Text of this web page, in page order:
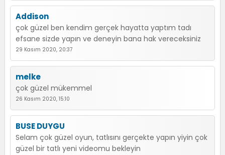
Addison
çok güzel ben kendim gerçek hayatta yaptım tadı
efsane sizde yapın ve deneyin bana hak vereceksiniz
29 Kasım 2020, 20:37
melke
çok güzel mükemmel
26 Kasım 2020, 15:10
BUSE DUYGU
Selam çok güzel oyun, tatlısını gerçekte yapın yiyin çok
güzel bir tatlı yeni videomu bekleyin